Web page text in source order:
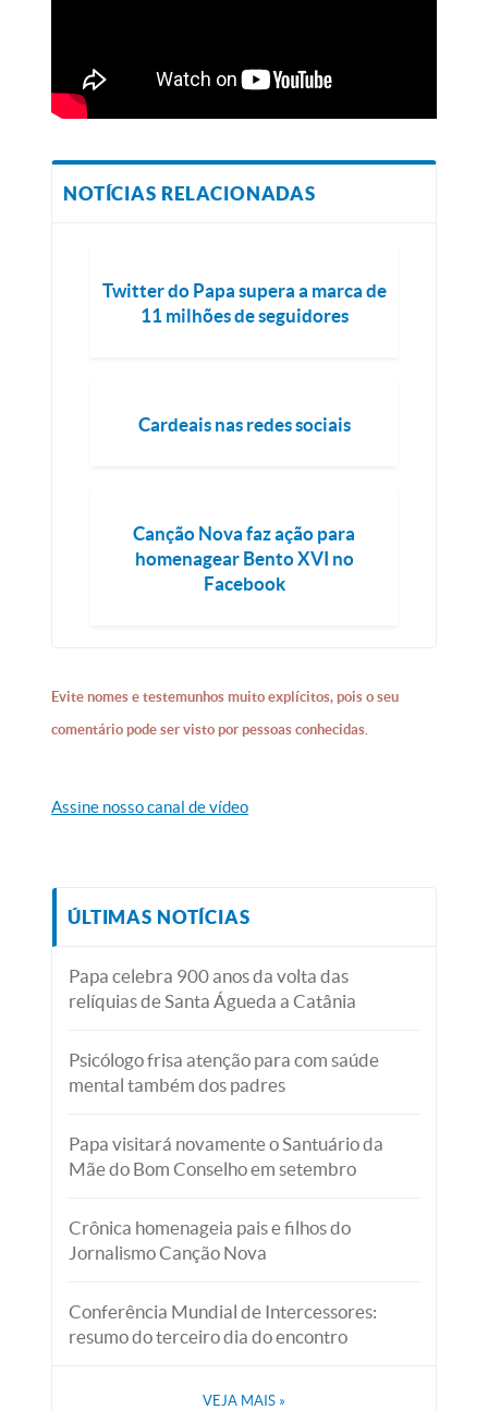
NOTÍCIAS RELACIONADAS
Twitter do Papa supera a marca de
11 milhões de seguidores
Cardeais nas redes sociais
Canção Nova faz ação para
homenagear Bento XVI no
Facebook
Evite nomes e testemunhos muito explícitos, pois o seu
comentário pode ser visto por pessoas conhecidas.
Assine nosso canal de vídeo
ÚLTIMAS NOTÍCIAS
Papa celebra 900 anos da volta das
relíquias de Santa Águeda a Catânia
Psicólogo frisa atenção para com saúde
mental também dos padres
Papa visitará novamente o Santuário da
Mãe do Bom Conselho em setembro
Crônica homenageia pais e filhos do
Jornalismo Canção Nova
Conferência Mundial de Intercessores:
resumo do terceiro dia do encontro
VEJA MAIS »